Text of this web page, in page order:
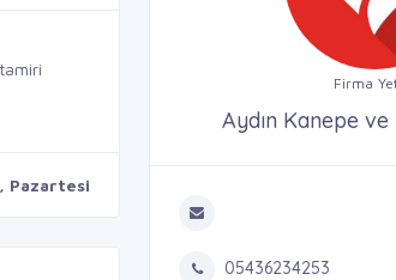
, Pazartesi
Firma
Aydın Kanepe
05436234253